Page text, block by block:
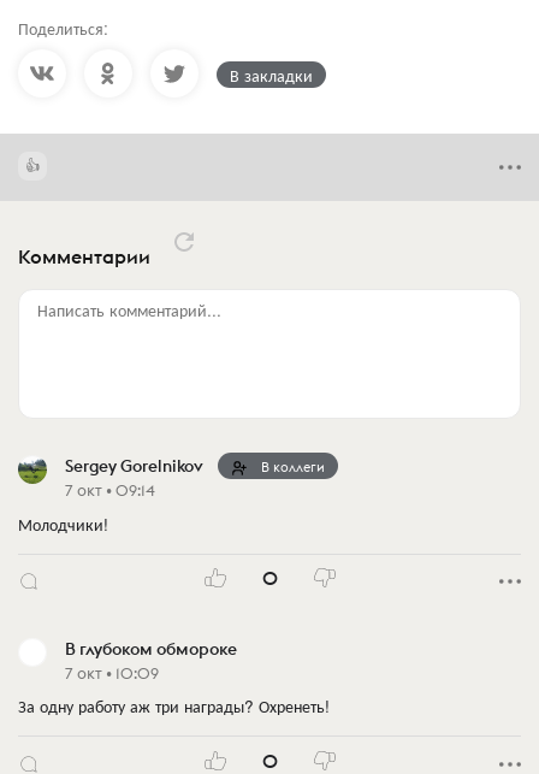
Поделиться:
В закладки
Комментарии
Написать комментарий...
Sergey Gorelnikov В коллеги
7 окт • 09:14
Молодчики!
0
В глубоком обмороке
7 окт • 10:09
За одну работу аж три награды? Охренеть!
0